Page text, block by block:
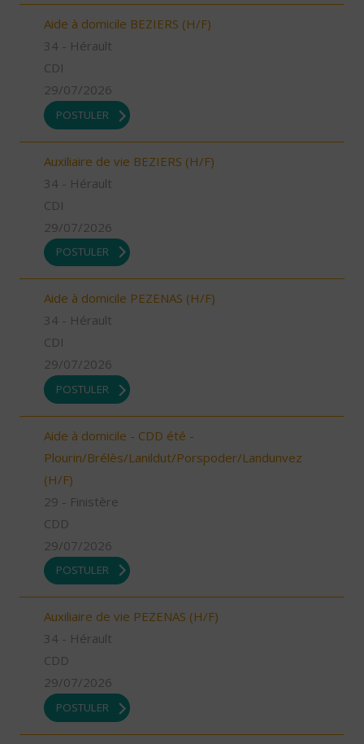
Aide à domicile BEZIERS (H/F)
34 - Hérault
CDI
29/07/2026
POSTULER
Auxiliaire de vie BEZIERS (H/F)
34 - Hérault
CDI
29/07/2026
POSTULER
Aide à domicile PEZENAS (H/F)
34 - Hérault
CDI
29/07/2026
POSTULER
Aide à domicile - CDD été -
Plourin/Brélès/Lanildut/Porspoder/Landunvez
(H/F)
29 - Finistère
CDD
29/07/2026
POSTULER
Auxiliaire de vie PEZENAS (H/F)
34 - Hérault
CDD
29/07/2026
POSTULER